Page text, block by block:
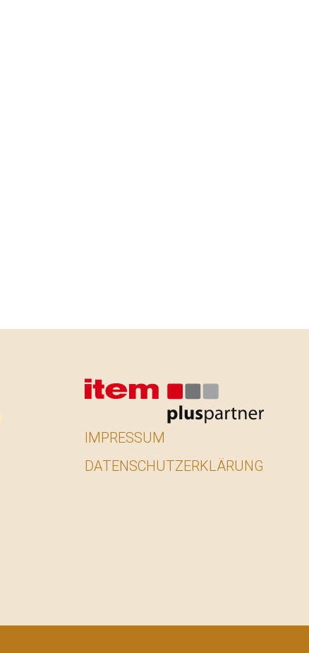
IMPRESSUM
DATENSCHUTZERKLÄRUNG